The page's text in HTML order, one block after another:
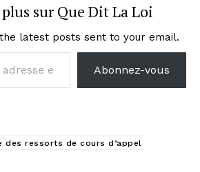
sur Que Dit La Loi
latest posts sent to your email.
Abonnez-vous
des ressorts de cours d’appel